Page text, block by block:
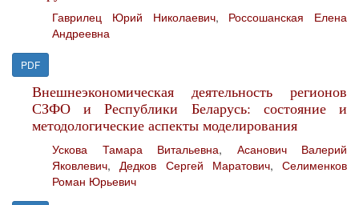
Гаврилец Юрий Николаевич, Россошанская Елена
Андреевна
PDF
Внешнеэкономическая деятельность регионов
СЗФО и Республики Беларусь: состояние и
методологические аспекты моделирования
Ускова Тамара Витальевна, Асанович Валерий
Яковлевич,Дедков Сергей Маратович, Селименков
Роман Юрьевич